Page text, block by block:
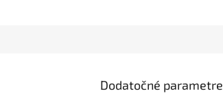
Dodatočné parametre